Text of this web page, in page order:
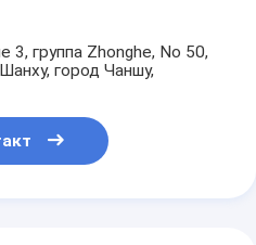
3, группа Zhonghe, No 50,
город Чаншу,